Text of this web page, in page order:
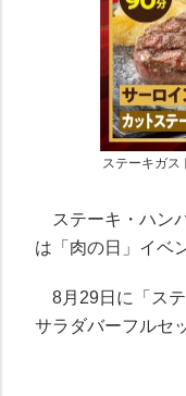
ステーキガス
ステーキ・ハン
は「肉の日」イベ
8月29日に「ステ
サラダバーフルセ